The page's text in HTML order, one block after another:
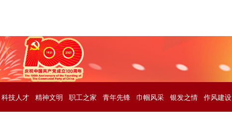
科技人才 精神文明 职工之家 青年先锋 巾帼风采 银发之情 作风建设